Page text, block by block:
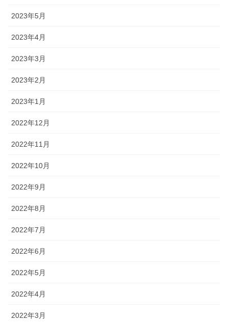
2023年5月
2023年4月
2023年3月
2023年2月
2023年1月
2022年12月
2022年11月
2022年10月
2022年9月
2022年8月
2022年7月
2022年6月
2022年5月
2022年4月
2022年3月